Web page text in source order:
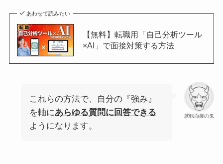
あわせて読みたい
【無料】転職用「自己分析ツール
×AI」で面接対策する方法
就転面接の鬼
これらの方法で、自分の『強み』
を軸にあらゆる質問に回答できる
ようになります。